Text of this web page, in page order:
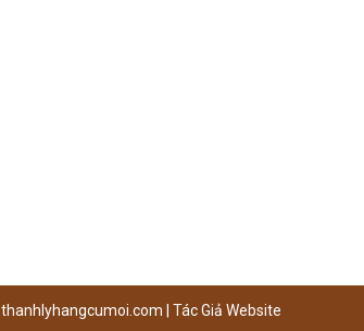
thanhlyhangcumoi.com Tác Giả Website